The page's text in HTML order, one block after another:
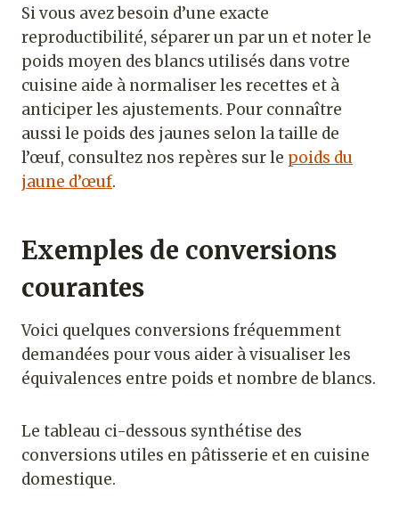
Si vous avez besoin d’une exacte
reproductibilité, séparer un par un et noter le
poids moyen des blancs utilisés dans votre
cuisine aide à normaliser les recettes et à
anticiper les ajustements. Pour connaître
aussi le poids des jaunes selon la taille de
l’œuf, consultez nos repères sur le poids du
jaune d’œuf.
Exemples de conversions
courantes
Voici quelques conversions fréquemment
demandées pour vous aider à visualiser les
équivalences entre poids et nombre de blancs.
Le tableau ci-dessous synthétise des
conversions utiles en pâtisserie et en cuisine
domestique.